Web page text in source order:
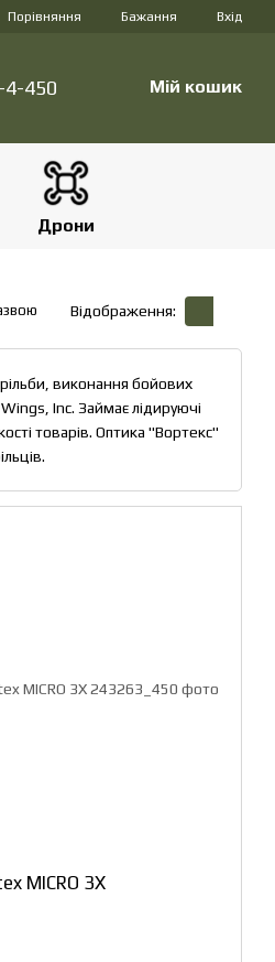
Порівняння Бажання Вхід
4-450 Мій кошик
Дрони
Відображення:
виконання бойових
Inc. Займає лідируючі
товарів. Оптика "Вортекс"
MICRO 3X